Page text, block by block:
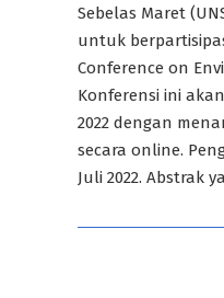
Sebelas Maret
untuk
Conference on
Konferensi ini
2022 dengan
secara online.
Juli 2022. Abstrak